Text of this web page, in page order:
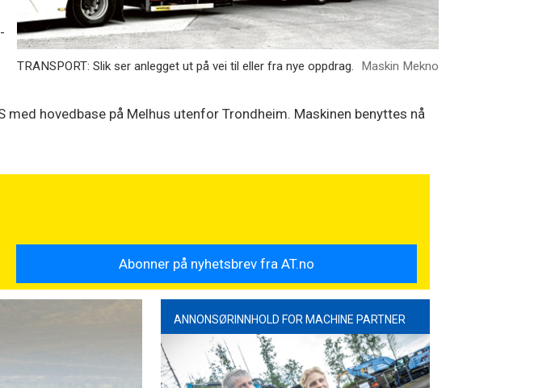
TRANSPORT: Slik ser anlegget ut på vei til eller fra nye oppdrag. Maskin Mekno
hovedbase på Melhus utenfor Trondheim. Maskinen benyttes nå
ANNONSØRINNHOLD FOR MACHINE PARTNER